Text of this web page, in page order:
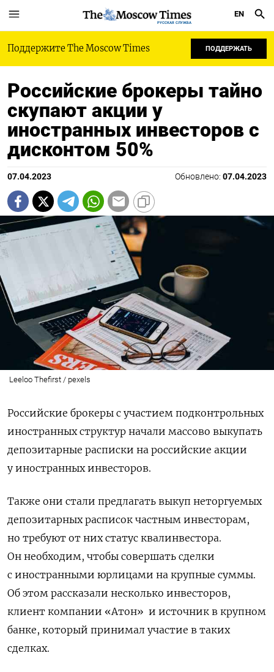
РУССКАЯ СЛУЖБА
EN
Поддержите The Moscow Times ПОДДЕРЖАТЬ
Российские брокеры тайно
скупают акции у
иностранных инвесторов с
дисконтом 50%
07.04.2023 Обновлено: 07.04.2023
Leeloo Thefirst / pexels
Российские брокеры с участием подконтрольных
иностранных структур начали массово выкупать
депозитарные расписки на российские акции
у иностранных инвесторов.
Также они стали предлагать выкуп неторгуемых
депозитарных расписок частным инвесторам,
но требуют от них статус квалинвестора.
Он необходим, чтобы совершать сделки
с иностранными юрлицами на крупные суммы.
Об этом рассказали несколько инвесторов,
клиент компании «Атон» и источник в крупном
банке, который принимал участие в таких
сделках.